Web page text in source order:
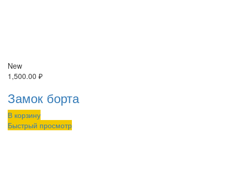
New
1,500.00 ₽
Замок борта
В корзину
Быстрый просмотр